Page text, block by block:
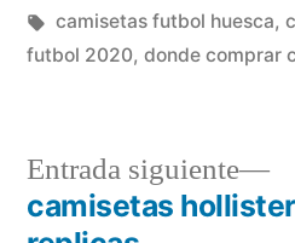
en
Etiquetas:
camisetas futbol huesca,
futbol 2020, donde comprar
Entrada siguiente
camisetas